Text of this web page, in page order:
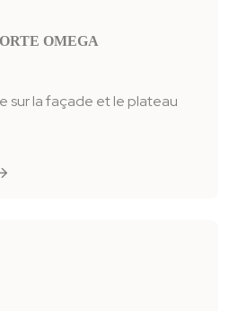
OMEGA
sur la façade et le plateau